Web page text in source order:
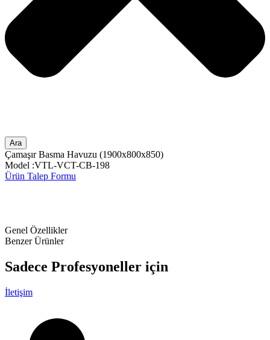
Ara
Çamaşır Basma Havuzu (1900x800x850)
Model :VTL-VCT-CB-198
Ürün Talep Formu
Genel Özellikler
Benzer Ürünler
Sadece Profesyoneller için
İletişim